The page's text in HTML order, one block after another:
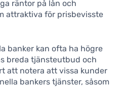
räntor på lån och
attraktiva för prisbevisste
banker kan ofta ha högre
breda tjänsteutbud och
att notera att vissa kunder
bankers tjänster, såsom